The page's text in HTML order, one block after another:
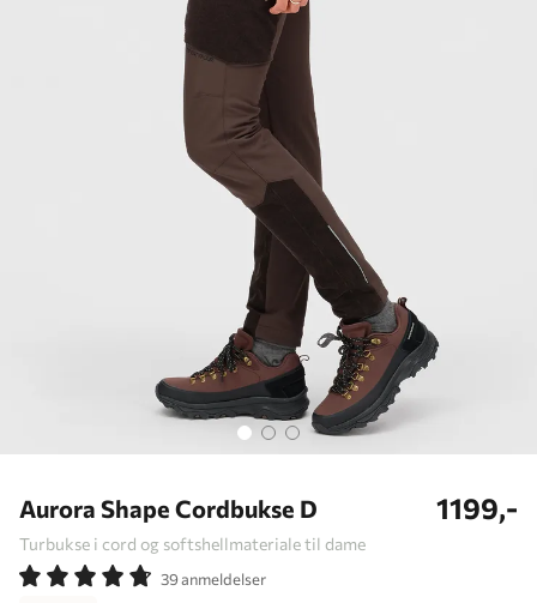
Aurora Shape Cordbukse D
Turbukse i cord og softshellmateriale til dame
1199,-
39 anmeldelser